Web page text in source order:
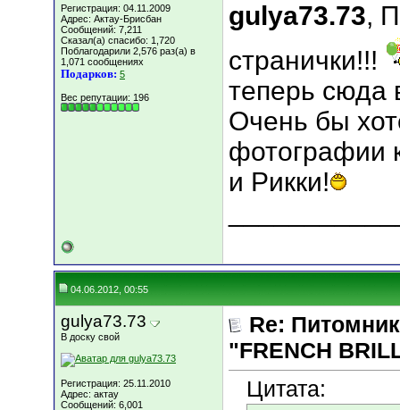
Регистрация: 04.11.2009
Адрес: Актау-Брисбан
Сообщений: 7,211
Сказал(а) спасибо: 1,720
Поблагодарили 2,576 раз(а) в
1,071 сообщениях
Подарков: 5
Вес репутации: 196
gulya73.73,
странички!!!
теперь сюда
Очень бы
фотографии
и Рикки!
04.06.2012, 00:55
gulya73.73
В доску свой
Регистрация: 25.11.2010
Адрес: актау
Сообщений: 6,001
Re:
"FRENCH
Цитата: